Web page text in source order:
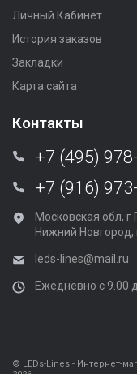
Личный Кабинет
История заказов
Закладки
Карта сайта
Контакты
+7 (495)
+7 (916)
Московская обл,
Нижний Новгород,
leds-lines@mail.ru
Ежедневно с 9.00
© LEDs-Lines - Интернет-